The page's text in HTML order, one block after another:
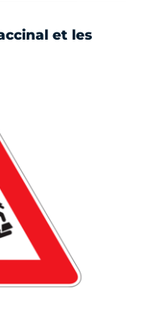
et les